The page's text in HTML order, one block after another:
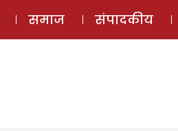
समाज संपादकीय